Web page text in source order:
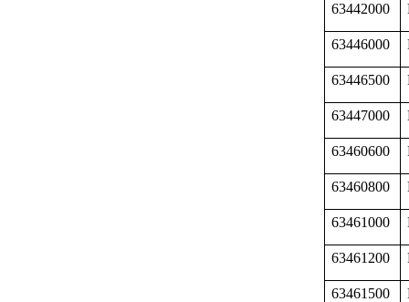
63442000
63446000
63446500
63447000
63460600
63460800
63461000
63461200
63461500